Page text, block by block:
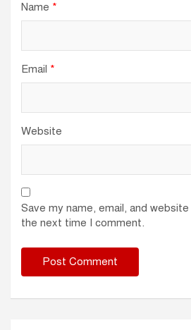
Name *
Email *
Website
Save my name, email, and
the next time I comment.